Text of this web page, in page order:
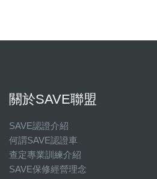
關於SAVE聯盟
SAVE認證介紹
何謂SAVE認證車
查定專業訓練介紹
SAVE保修經營理念